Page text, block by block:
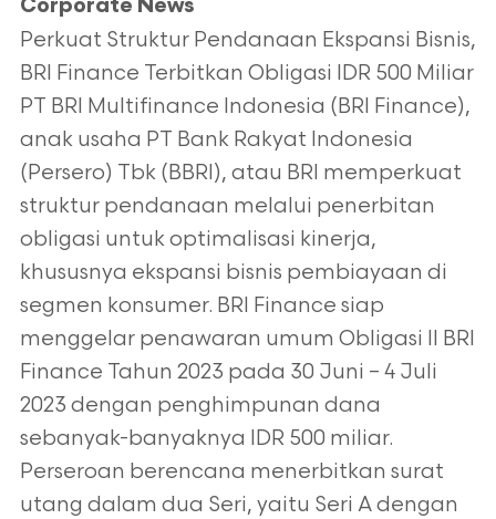
Corporate News
Perkuat Struktur Pendanaan Ekspansi Bisnis,
BRI Finance Terbitkan Obligasi IDR 500 Miliar
PT BRI Multifinance Indonesia (BRI Finance),
anak usaha PT Bank Rakyat Indonesia
(Persero) Tbk (BBRI), atau BRI memperkuat
struktur pendanaan melalui penerbitan
obligasi untuk optimalisasi kinerja,
khususnya ekspansi bisnis pembiayaan di
segmen konsumer. BRI Finance siap
menggelar penawaran umum Obligasi II BRI
Finance Tahun 2023 pada 30 Juni – 4 Juli
2023 dengan penghimpunan dana
sebanyak-banyaknya IDR 500 miliar.
Perseroan berencana menerbitkan surat
utang dalam dua Seri, yaitu Seri A dengan